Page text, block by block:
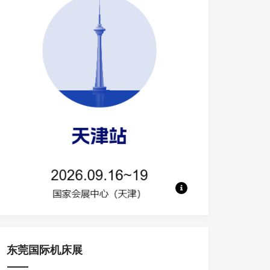
地点：国家会展中心（天津）
东莞国际机床展